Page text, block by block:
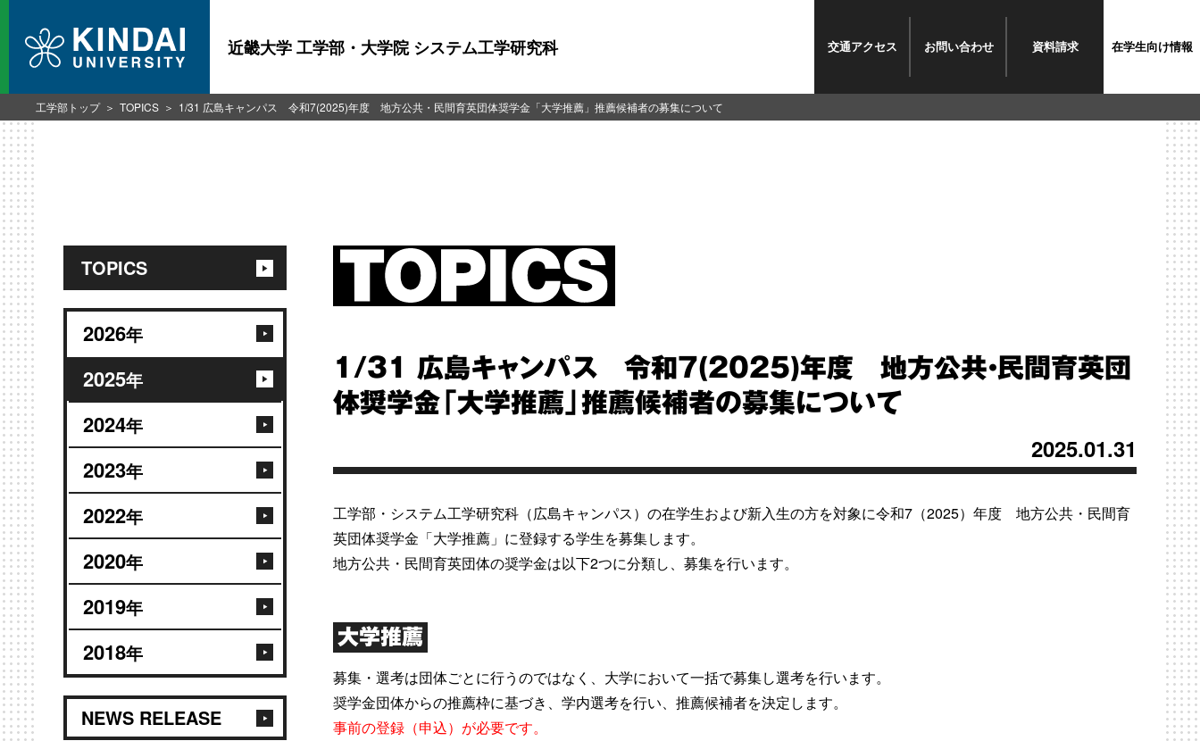
近畿大学 工学部・大学院 システム工学研究科 交通アクセス お問い合わせ 資料請求 在学生向け情報
TOPICS
2026年
2025年
2024年
2023年
2022年
2020年
2019年
2018年
NEWS RELEASE
1/31 広島キャンパス 令和7(2025)年度 地方公共・民間育英団
体奨学金「大学推薦」推薦候補者の募集について
2025.01.31
工学部・システム工学研究科（広島キャンパス）の在学生および新入生の方を対象に令和7（2025）年度 地方公共・民間育
英団体奨学金「大学推薦」に登録する学生を募集します。
地方公共・民間育英団体の奨学金は以下2つに分類し、募集を行います。
大学推薦
募集・選考は団体ごとに行うのではなく、大学において一括で募集し選考を行います。
奨学金団体からの推薦枠に基づき、学内選考を行い、推薦候補者を決定します。
事前の登録（申込）が必要です。
工学部トップ TOPICS 1/31 広島キャンパス 令和7(2025)年度 地方公共・民間育英団体奨学金「大学推薦」推薦候補者の募集について